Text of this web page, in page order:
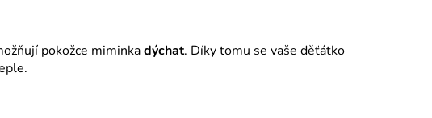
pokožce miminkadýchat. Díky tomu se vaše děťátko